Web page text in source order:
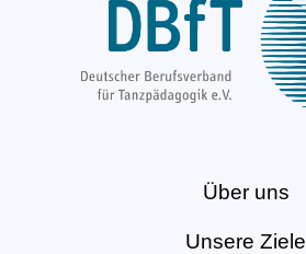
Über uns
Unsere Ziele